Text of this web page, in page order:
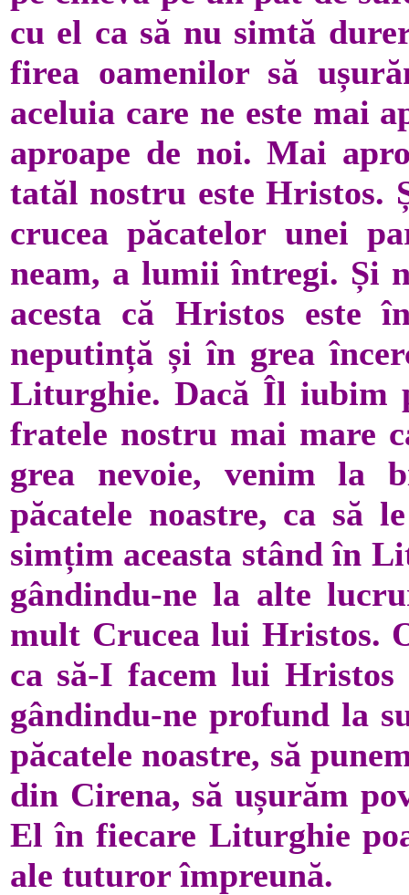
cu el ca să nu simtă
firea oamenilor să
aceluia care ne este mai
aproape de noi. Mai
tatăl nostru este Hristos.
crucea păcatelor unei
neam, a lumii întregi. Și
acesta că Hristos este
neputință și în grea
Liturghie. Dacă Îl iubim
fratele nostru mai mare
grea nevoie, venim la
păcatele noastre, ca să
simțim aceasta stând în
gândindu-ne la alte
mult Crucea lui Hristos.
ca să-I facem lui
gândindu-ne profund la
păcatele noastre, să
din Cirena, să ușurăm
El în fiecare Liturghie
ale tuturor împreună.